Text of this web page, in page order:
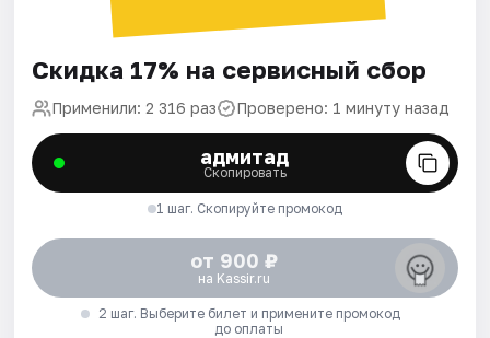
Скидка 17% на сервисный сбор
Применили: 2 316 раз Проверено: 1 минуту назад
адмитад
Скопировать
1 шаг. Скопируйте промокод
от 900 ₽
на Kassir.ru
2 шаг. Выберите билет и примените промокод
до оплаты